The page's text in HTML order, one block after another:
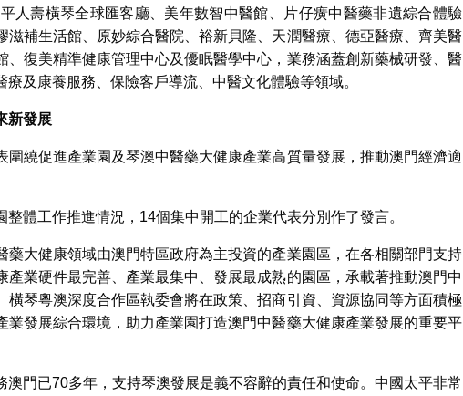
人壽橫琴全球匯客廳、美年數智中醫館、片仔癀中醫藥非遺綜合體驗
滋補生活館、原妙綜合醫院、裕新貝隆、天潤醫療、德亞醫療、齊美醫
、復美精準健康管理中心及優眠醫學中心，業務涵蓋創新藥械研發、醫
及康養服務、保險客戶導流、中醫文化體驗等領域。
新發展
圍繞促進產業園及琴澳中醫藥大健康產業高質量發展，推動澳門經濟適
體工作推進情況，14個集中開工的企業代表分別作了發言。
藥大健康領域由澳門特區政府為主投資的產業園區，在各相關部門支持
產業硬件最完善、產業最集中、發展最成熟的園區，承載著推動澳門中
橫琴粵澳深度合作區執委會將在政策、招商引資、資源協同等方面積極
業發展綜合環境，助力產業園打造澳門中醫藥大健康產業發展的重要平
澳門已70多年，支持琴澳發展是義不容辭的責任和使命。中國太平非常